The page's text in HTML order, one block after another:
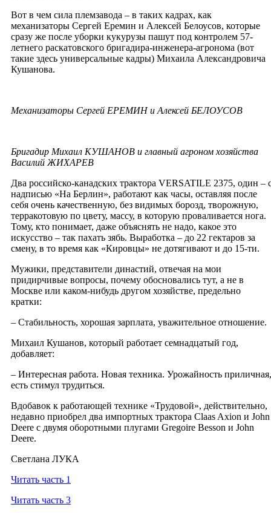
Вот в чем сила племзавода – в таких кадрах, как
механизаторы Сергей Еремин и Алексей Белоусов, которые
сразу же после уборки кукурузы пашут под контролем 57-
летнего раскатовского бригадира-инженера-агронома (вот
такие здесь универсальные кадры) Михаила Александровича
Кушанова.
Механизаторы Сергей ЕРЕМИН и Алексей БЕЛОУСОВ
Бригадир Михаил КУШАНОВ и главный агроном хозяйства
Василий ЖИХАРЕВ
Два российско-канадских трактора VERSATILE 2375, один –
надписью «На Берлин», работают как часы, оставляя после
себя очень качественную, без видимых борозд, творожную,
терракотовую по цвету, массу, в которую проваливается нога.
Тому, кто понимает, даже объяснять не надо, какое это
искусство – так пахать зябь. Выработка – до 22 гектаров за
смену, в то время как «Кировцы» не дотягивают и до 15-ти.
Мужики, представители династий, отвечая на мои
придирчивые вопросы, почему обосновались тут, а не в
Москве или каком-нибудь другом хозяйстве, предельно
кратки:
– Стабильность, хорошая зарплата, уважительное отношение.
Михаил Кушанов, который работает семнадцатый год,
добавляет:
– Интересная работа. Новая техника. Урожайность приличная,
есть стимул трудиться.
Вдобавок к работающей технике «Трудовой», действительно,
недавно приобрел два импортных трактора Claas Axion и John
Deere с двумя оборотными плугами Gregoire Besson и John
Deere.
Светлана ЛУКА
Читать часть 1
Читать часть 3